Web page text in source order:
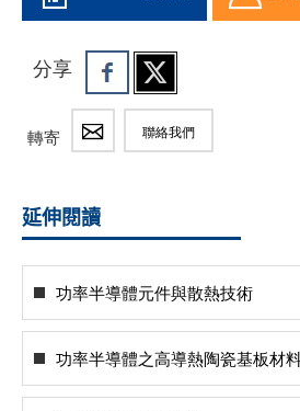
分享
轉寄 聯絡我們
延伸閱讀
功率半導體元件與散熱技術
功率半導體之高導熱陶瓷基板材